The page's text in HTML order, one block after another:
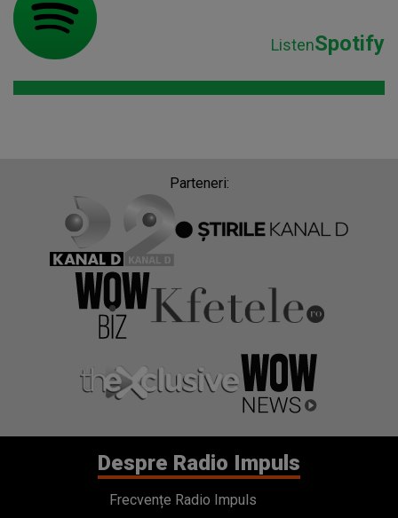
ListenSpotify
Parteneri:
Despre Radio Impuls
Frecvențe Radio Impuls